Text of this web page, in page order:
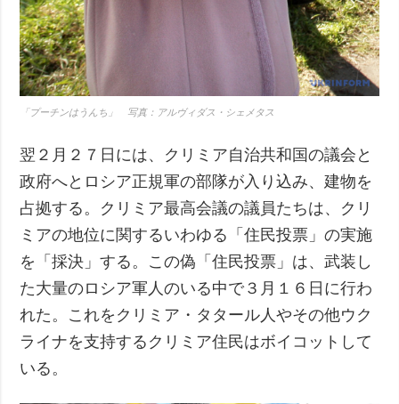
「プーチンはうんち」 写真：アルヴィダス・シェメタス
翌２月２７日には、クリミア自治共和国の議会と
政府へとロシア正規軍の部隊が入り込み、建物を
占拠する。クリミア最高会議の議員たちは、クリ
ミアの地位に関するいわゆる「住民投票」の実施
を「採決」する。この偽「住民投票」は、武装し
た大量のロシア軍人のいる中で３月１６日に行わ
れた。これをクリミア・タタール人やその他ウク
ライナを支持するクリミア住民はボイコットして
いる。